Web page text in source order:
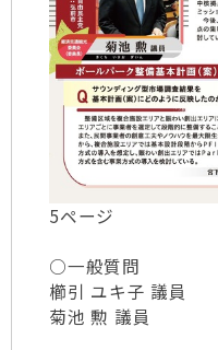
5ページ
○一般質問
櫛󠄁引 ユキ子 議員
菊池 勲 議員